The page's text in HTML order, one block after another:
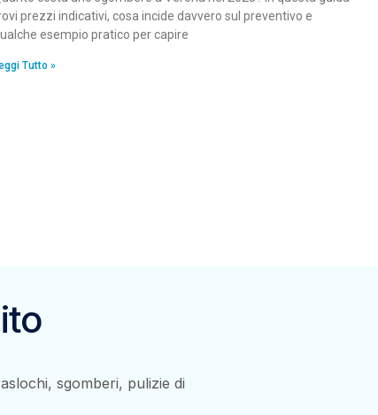
prezzi indicativi, cosa incide davvero sul preventivo e
esempio pratico per capire
Tutto »
sgomberi, pulizie di